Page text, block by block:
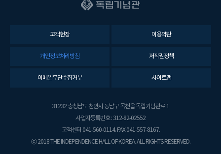
고객헌장 이용약관
개인정보처리방침 저작권정책
이메일무단수집거부 사이트맵
31232 충청남도 천안시 동남구 목천읍 독립기념관로 1
사업자등록번호 : 312-82-02552
고객센터 041-560-0114. FAX 041-557-8167.
ⓒ 2018 THE INDEPENDENCE HALL OF KOREA. ALL RIGHTS RESERVED.